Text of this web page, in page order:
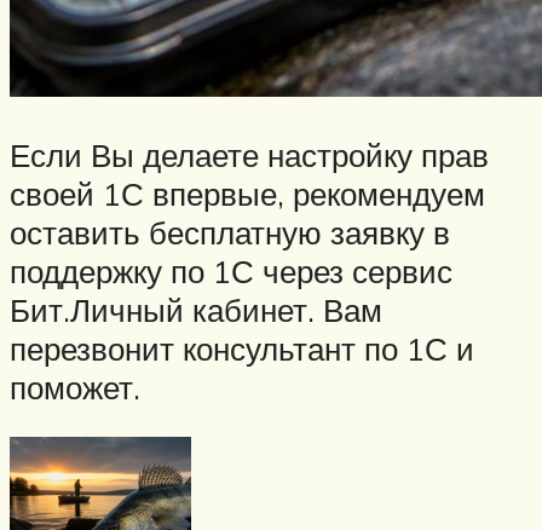
Если Вы делаете настройку прав
своей 1С впервые, рекомендуем
оставить бесплатную заявку в
поддержку по 1С через сервис
Бит.Личный кабинет. Вам
перезвонит консультант по 1С и
поможет.